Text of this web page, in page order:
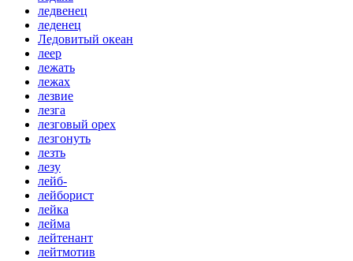
ледвенец
леденец
Ледовитый океан
леер
лежать
лежах
лезвие
лезга
лезговый орех
лезгонуть
лезть
лезу
лейб-
лейборист
лейка
лейма
лейтенант
лейтмотив